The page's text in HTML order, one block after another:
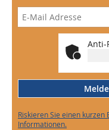
Anti-
Riskieren Sie einen
Informationen.